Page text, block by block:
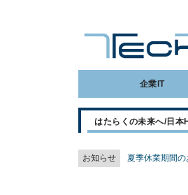
企業IT
はたらくの未来へ/日本
お知らせ 夏季休業期間